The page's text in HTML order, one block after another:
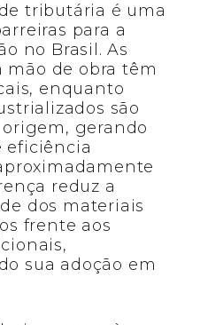
tributária é uma
para a
no Brasil. As
mão de obra têm
enquanto
são
gerando
eficiência
reduz a
dos materiais
frente aos
sua adoção em